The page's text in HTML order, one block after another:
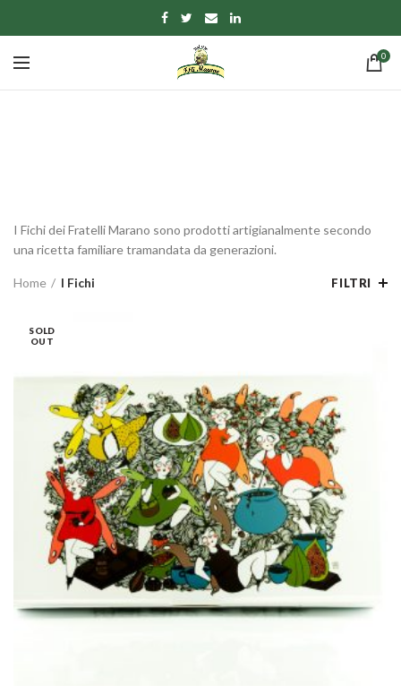
0
I Fichi dei Fratelli Marano sono prodotti artigianalmente secondo
una ricetta familiare tramandata da generazioni.
Home I Fichi FILTRI
SOLD
OUT